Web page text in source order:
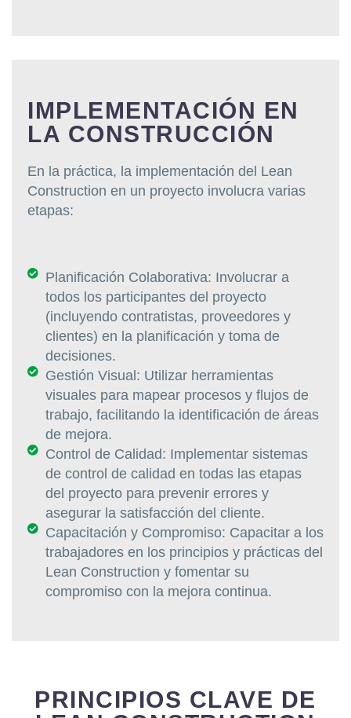
IMPLEMENTACIÓN EN
LA CONSTRUCCIÓN
En la práctica, la implementación del Lean
Construction en un proyecto involucra varias
etapas:
Planificación Colaborativa: Involucrar a
todos los participantes del proyecto
(incluyendo contratistas, proveedores y
clientes) en la planificación y toma de
decisiones.
Gestión Visual: Utilizar herramientas
visuales para mapear procesos y flujos de
trabajo, facilitando la identificación de áreas
de mejora.
Control de Calidad: Implementar sistemas
de control de calidad en todas las etapas
del proyecto para prevenir errores y
asegurar la satisfacción del cliente.
Capacitación y Compromiso: Capacitar a los
trabajadores en los principios y prácticas del
Lean Construction y fomentar su
compromiso con la mejora continua.
PRINCIPIOS CLAVE DE